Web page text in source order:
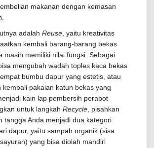
makanan dengan kemasan
adalah Reuse , yaitu kreativitas
kembali barang-barang bekas
masih memiliki nilai fungsi. Sebagai
mengubah wadah toples kaca bekas
bumbu dapur yang estetis, atau
kembali pakaian katun bekas yang
kain lap pembersih perabot
untuk langkah Recycle , pisahkan
tangga Anda menjadi dua kategori
dapur, yaitu sampah organik (sisa
yang bisa diolah mandiri